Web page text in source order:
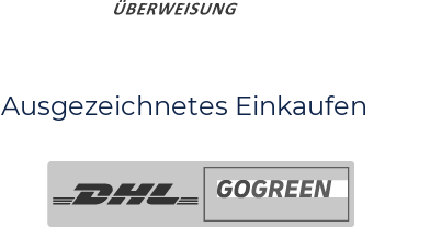
Ausgezeichnetes Einkaufen